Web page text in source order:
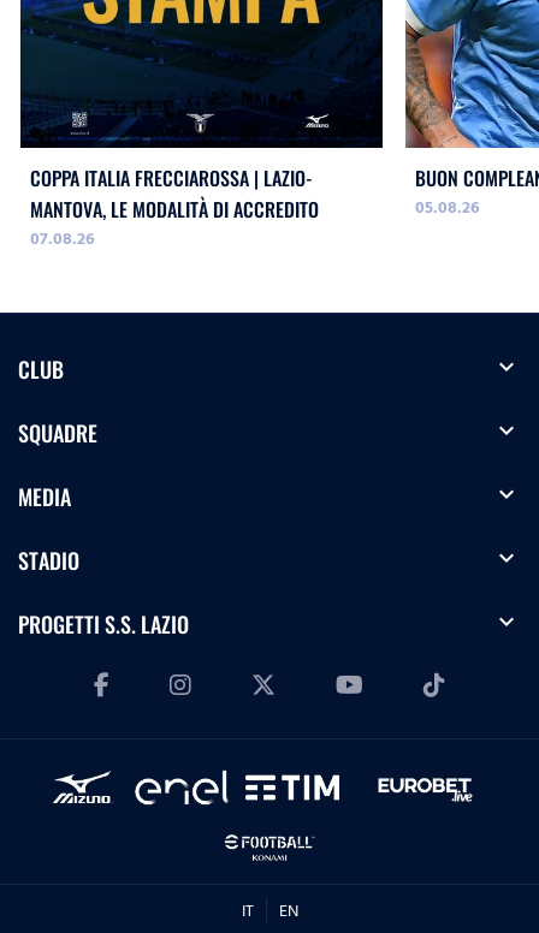
COPPA ITALIA FRECCIAROSSA | LAZIO-
MANTOVA, LE MODALITÀ DI ACCREDITO
07.08.26
BUON
05.08.26
CLUB expand_more
SQUADRE expand_more
MEDIA expand_more
STADIO expand_more
PROGETTI S.S. LAZIO expand_more
IT EN